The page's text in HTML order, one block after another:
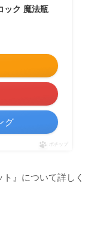
ック 魔法瓶
グ
ポチップ
』について詳しく